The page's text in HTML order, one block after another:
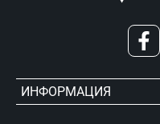
ИНФОРМАЦИЯ